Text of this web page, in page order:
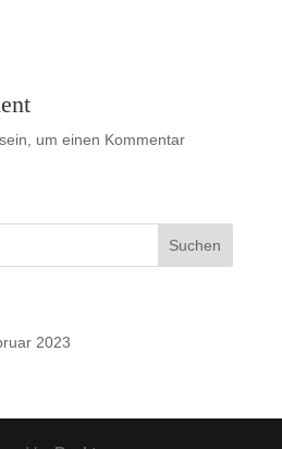
um einen Kommentar
2023